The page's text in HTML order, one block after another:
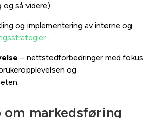
og så videre).
og implementering av interne og
.
– nettstedforbedringer med fokus
og
om markedsføring